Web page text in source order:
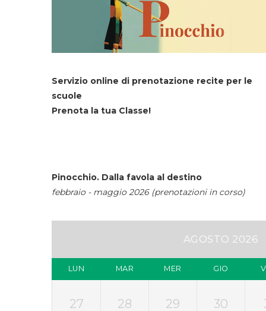
Servizio online di prenotazione recite per le
scuole
Prenota la tua Classe!
Pinocchio. Dalla favola al destino
febbraio - maggio 2026 (prenotazioni in corso)
AGOSTO 2026
LUN MAR MER GIO
27 28 29 30